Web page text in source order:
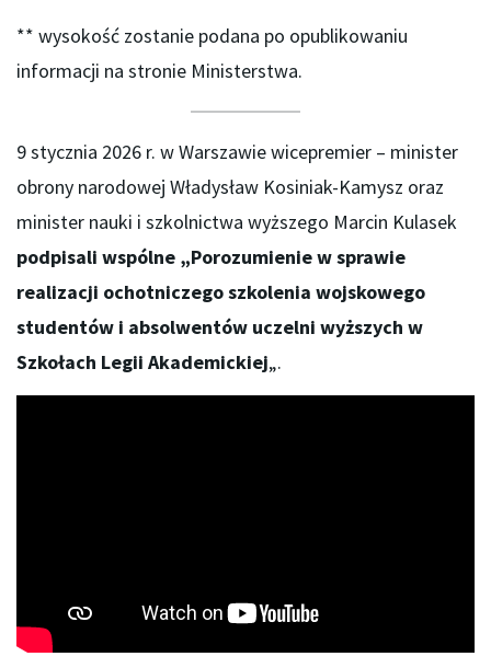
** wysokość zostanie podana po opublikowaniu
informacji na stronie Ministerstwa.
9 stycznia 2026 r. w Warszawie wicepremier – minister
obrony narodowej Władysław Kosiniak-Kamysz oraz
minister nauki i szkolnictwa wyższego Marcin Kulasek
podpisali wspólne „Porozumienie w sprawie
realizacji ochotniczego szkolenia wojskowego
studentów i absolwentów uczelni wyższych w
Szkołach Legii Akademickiej„.